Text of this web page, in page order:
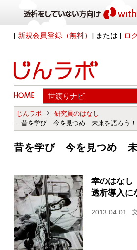
[ 新規会員登録（無料）] または [ ロ
じんラボ
研究員のはなし
昔を学び 今を見つめ 未来を語ろう！
昔を学び 今を見つめ 未
幸のはなし
透析導入に
2013.04.01